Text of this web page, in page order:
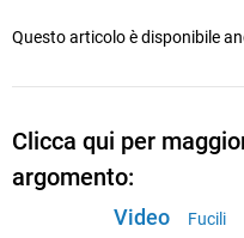
Questo articolo è disponibile
Clicca qui per
argomento:
Video Fucili